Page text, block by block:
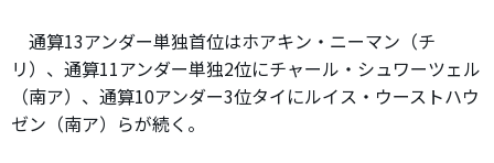
通算13アンダー単独首位はホアキン・ニーマン（チ
リ）、通算11アンダー単独2位にチャール・シュワーツェル
（南ア）、通算10アンダー3位タイにルイス・ウーストハウ
ゼン（南ア）らが続く。